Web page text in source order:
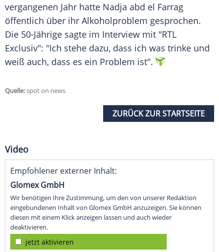
vergangenen Jahr hatte Nadja abd el Farrag
öffentlich über ihr Alkoholproblem gesprochen.
Die 50-Jährige sagte im Interview mit "RTL
Exclusiv": "Ich stehe dazu, dass ich was trinke und
weiß auch, dass es ein Problem ist".
Quelle:spot on news
ZURÜCK ZUR STARTSEITE
Video
Empfohlener externer Inhalt:
Glomex GmbH
Wir benötigen Ihre Zustimmung, um den von unserer Redaktion
eingebundenen Inhalt von Glomex GmbH anzuzeigen. Sie können
diesen mit einem Klick anzeigen lassen und auch wieder
deaktivieren.
jetzt aktivieren